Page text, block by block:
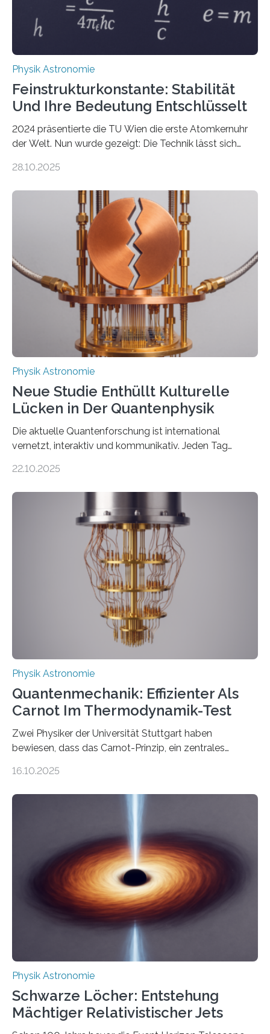
Physik Astronomie
Feinstrukturkonstante: Stabilität
Und Ihre Bedeutung Entschlüsselt
2024 präsentierte die TU Wien die erste Atomkernuhr
der Welt. Nun wurde gezeigt: Die Technik lässt sich
fundamentalen Physik nachzugehen. Thorium-
Messungen verwenden. Das hatte man jahrzehntelang
vermutet, weltweit war nach den passenden
Atomkern-Zuständen gesucht worden, 2024 gelang
einem Team der TU Wien mit Unterstützung
internationaler Partner der entscheidende Durchbruch:
Der lange diskutierte Thorium-Kernübergang wurde
gefunden. Kurz darauf konnte man zeigen, dass sich
Thorium tatsächlich nutzen lässt, um hochpräzise…
28.10.2025
Physik Astronomie
Neue Studie Enthüllt Kulturelle
Lücken in Der Quantenphysik
Die aktuelle Quantenforschung ist international
vernetzt, interaktiv und kommunikativ. Jeden Tag
oft von Autor*innen, die eng zusammenarbeiten. Neue
werden schnell weiterentwickelt. Dies ist der Alltag in
der Forschung der Quantentheorie, die dieses Jahr 100
Jahre alt geworden ist, weshalb die UNESCO 2025 zum
Internationalen Jahr der Quantenwissenschaft und -
technologie ausgerufen hat. Doch nun hat eine
internationale Forschungsgruppe um den
22.10.2025
Physik Astronomie
Quantenmechanik: Effizienter Als
Carnot Im Thermodynamik-Test
Zwei Physiker der Universität Stuttgart haben
bewiesen, dass das Carnot-Prinzip, ein zentrales
Größenordnung von Atomen gilt, deren physikalische
Quantenmotoren voranbringen. Das
Wissenschaftsjournal Science Advances veröffentlichte
die Herleitung. (DOI: 10.1126/sciadv.adw8462)
Verbrennungsmotoren oder Dampfturbinen sind
Wärmekraftmaschinen: Sie wandeln thermische
Energie in mechanische Bewegung um – oder anders
ausgedrückt, Wärme in Bewegung. In
quantenmechanischen Experimenten ist es in den…
16.10.2025
Physik Astronomie
Schwarze Löcher: Entstehung
Mächtiger Relativistischer Jets